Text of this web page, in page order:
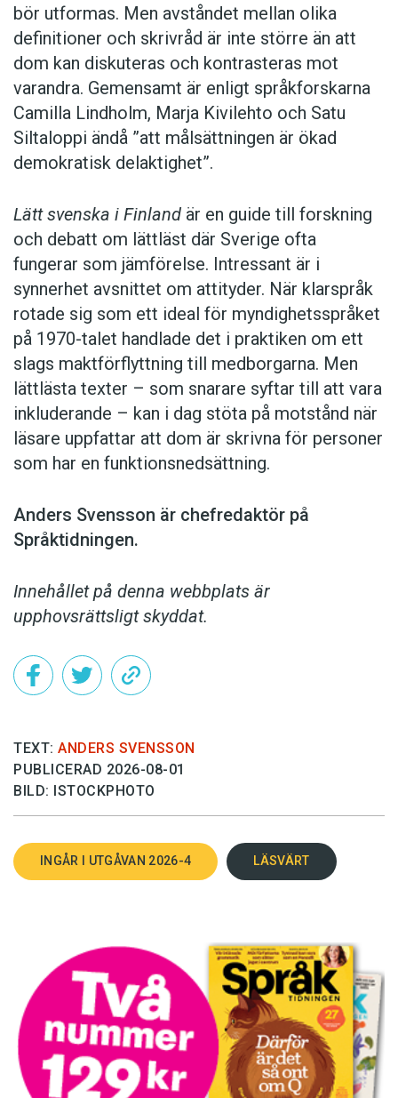
bör utformas. Men avståndet mellan olika
definitioner och skrivråd är inte större än att
dom kan diskuteras och kontrasteras mot
varandra. Gemensamt är enligt språkforskarna
Camilla Lindholm, Marja Kivilehto och Satu
Siltaloppi ändå ”att målsättningen är ökad
demokratisk delaktighet”.
Lätt svenska i Finland är en guide till forskning
och debatt om lättläst där ­Sverige ofta
fungerar som jämförelse. ­Intressant är i
synnerhet ­avsnittet om attityder. När klar­språk
rotade sig som ett ideal för myndighetsspråket
på 1970-talet handlade det i praktiken om ett
slags maktförflyttning till medborgarna. Men
lättlästa texter – som snarare syftar till att vara
inkluderande – kan i dag stöta på motstånd när
läsare uppfattar att dom är skrivna för personer
som har en funktionsnedsättning.
Anders Svensson är chefredaktör på
Språktidningen.
Innehållet på denna webbplats är
upphovsrättsligt skyddat.
TEXT: ANDERS SVENSSON
PUBLICERAD 2026-08-01
BILD: ISTOCKPHOTO
INGÅR I UTGÅVAN 2026-4 LÄSVÄRT